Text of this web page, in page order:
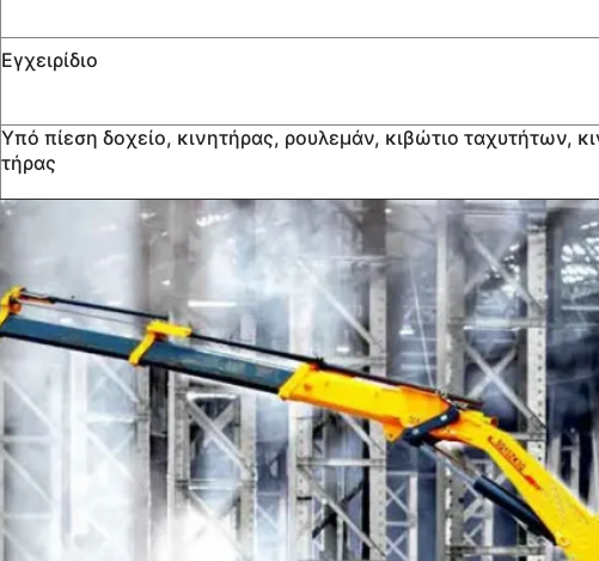
Εγχειρίδιο
Υπό πίεση δοχείο, κινητήρας, ρουλεμάν, κιβώτιο ταχυτήτων,
τήρας